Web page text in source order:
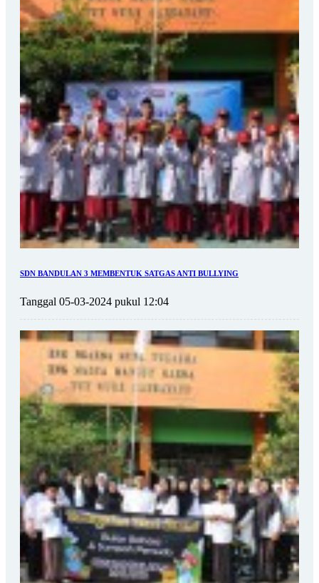
SDN BANDULAN 3 MEMBENTUK SATGAS ANTI BULLYING
Tanggal 05-03-2024 pukul 12:04